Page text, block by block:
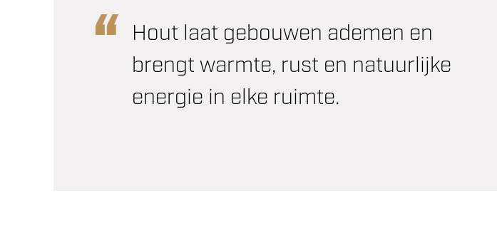
Hout laat gebouwen ademen en
brengt warmte, rust en natuurlijke
energie in elke ruimte.